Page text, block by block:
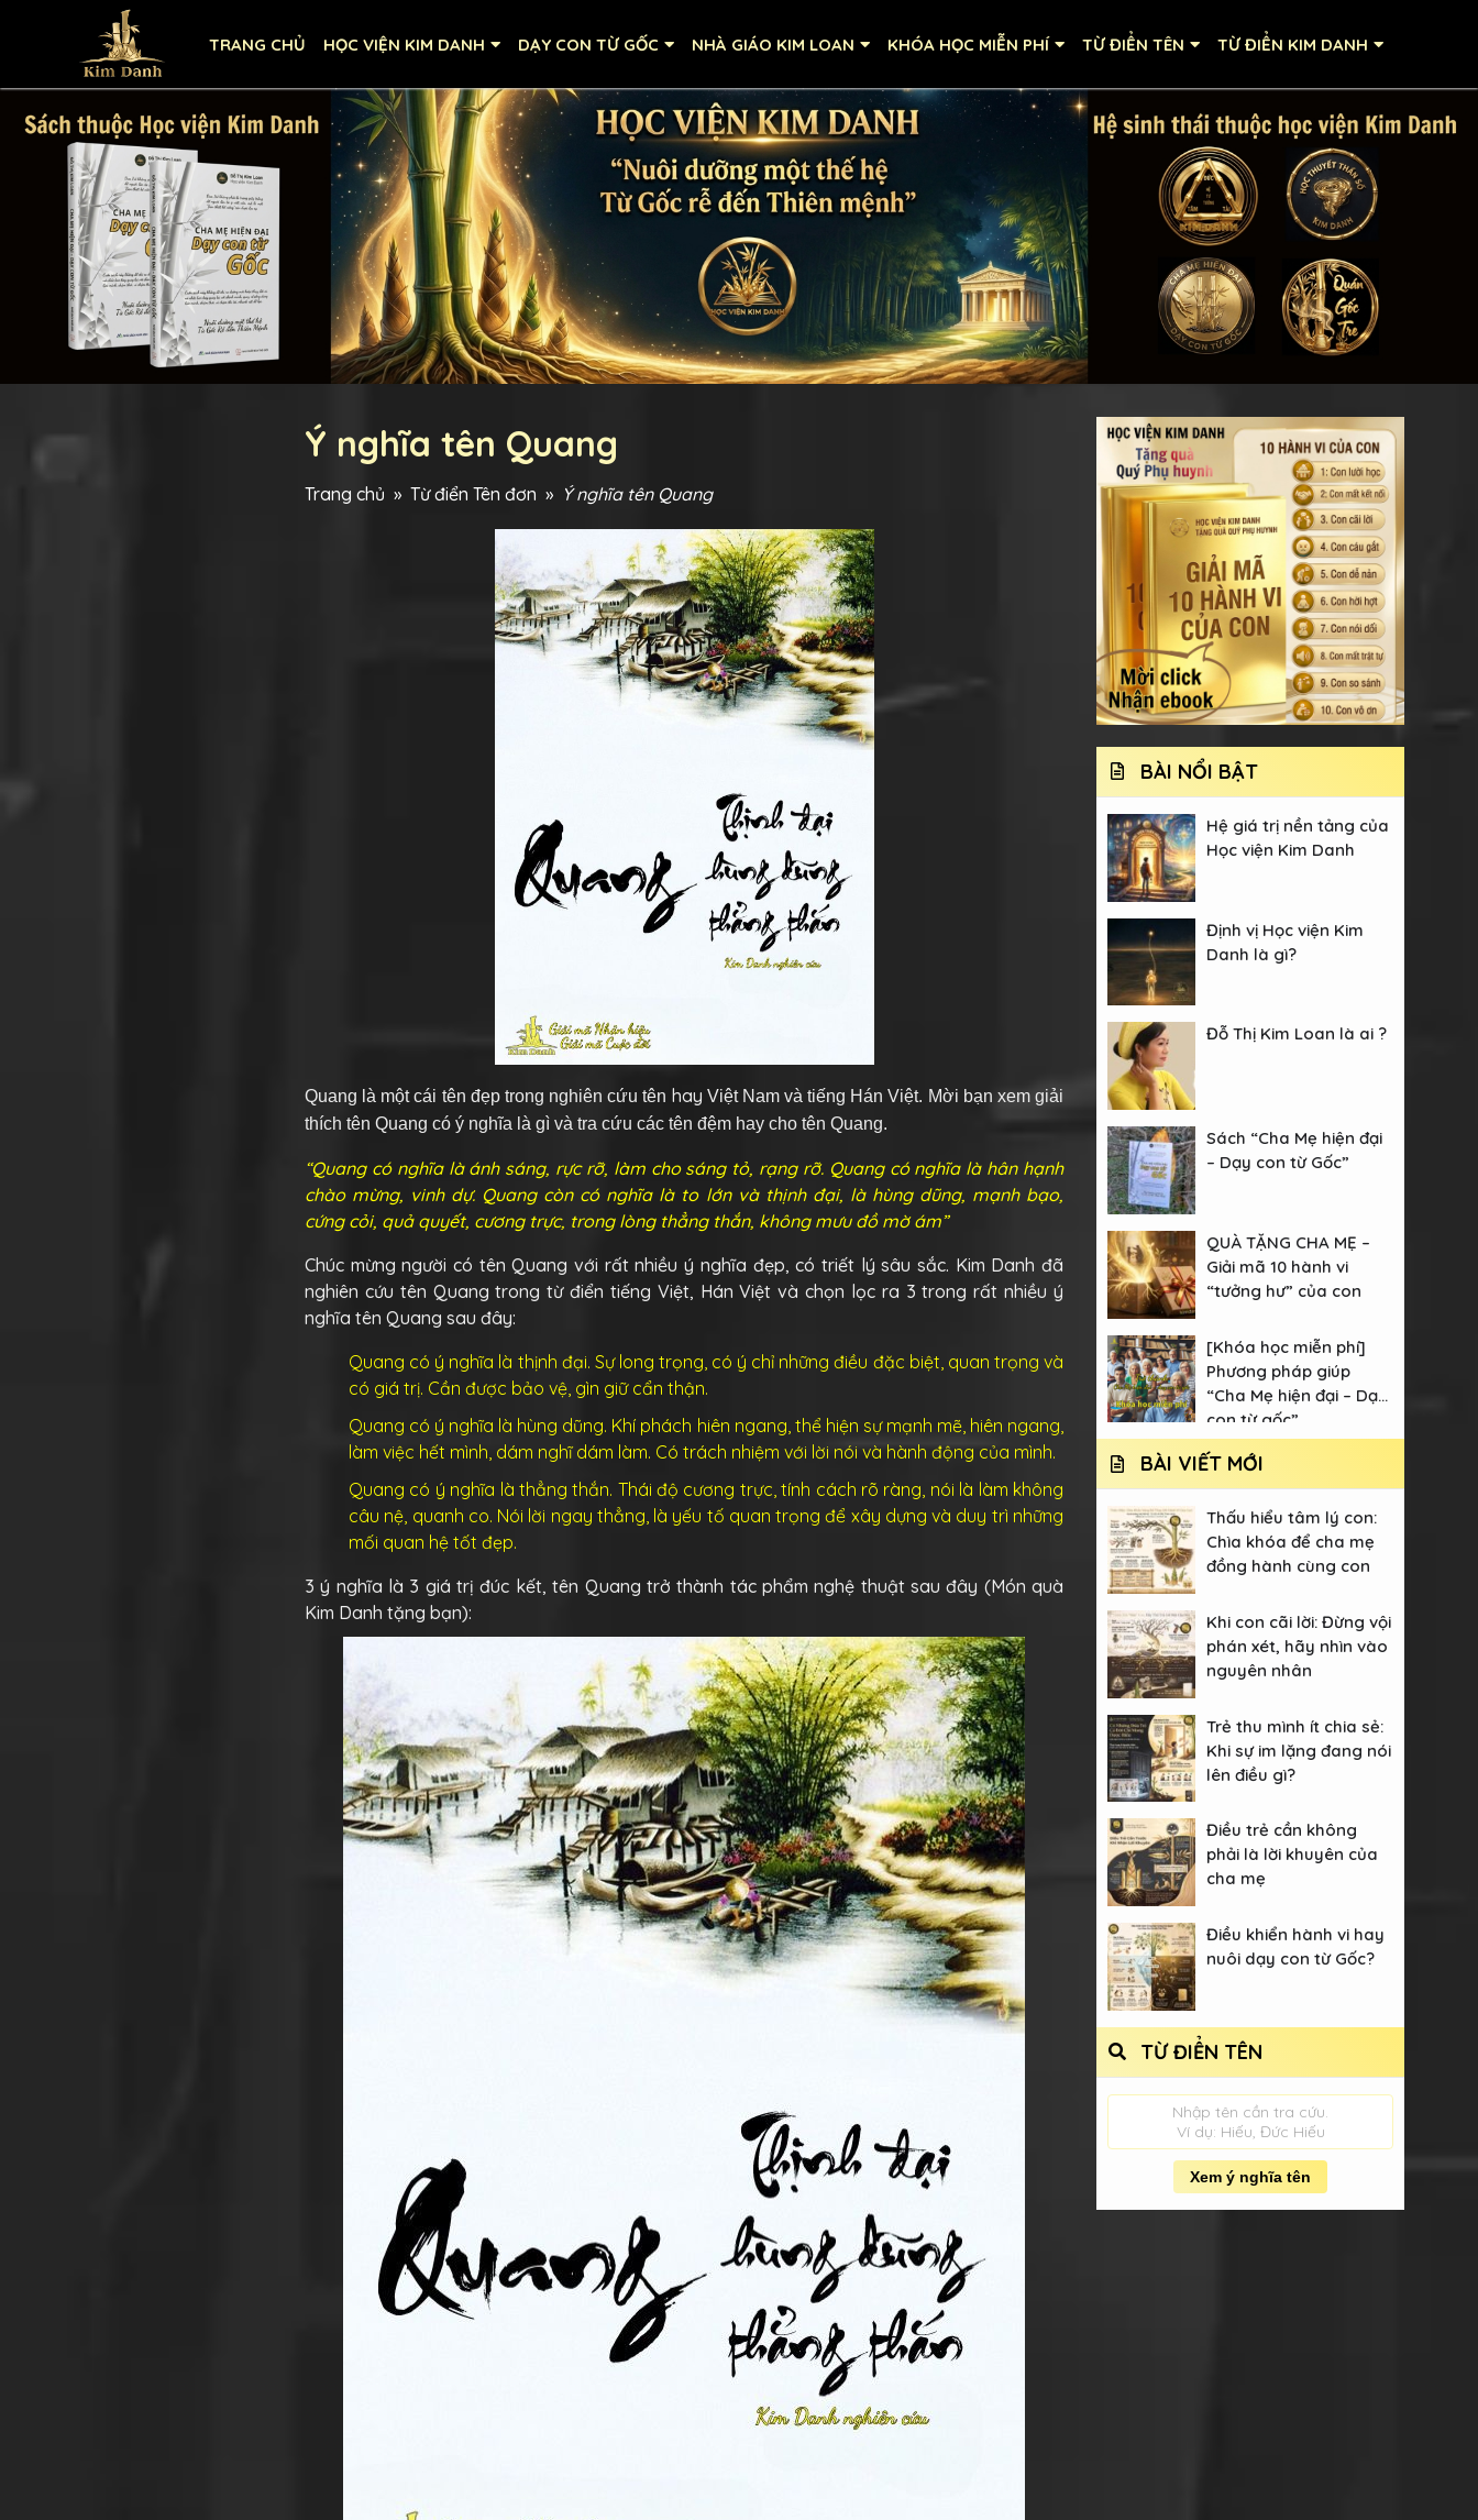
TRANG CHỦ HỌC VIỆN KIM DANH DẠY CON TỪ GỐC NHÀ GIÁO KIM LOAN KHÓA HỌC MIỄN PHÍ TỪ ĐIỂN TÊN TỪ ĐIỂN KIM DANH
Ý nghĩa tên Quang
Trang chủ » Từ điển Tên đơn » Ý nghĩa tên Quang
Quang là một cái tên đẹp trong nghiên cứu tên hay Việt Nam và tiếng Hán Việt. Mời bạn xem giải
thích tên Quang có ý nghĩa là gì và tra cứu các tên đệm hay cho tên Quang.
“Quang có nghĩa là ánh sáng, rực rỡ, làm cho sáng tỏ, rạng rỡ. Quang có nghĩa là hân hạnh
chào mừng, vinh dự. Quang còn có nghĩa là to lớn và thịnh đại, là hùng dũng, mạnh bạo,
cứng cỏi, quả quyết, cương trực, trong lòng thẳng thắn, không mưu đồ mờ ám”
Chúc mừng người có tên Quang với rất nhiều ý nghĩa đẹp, có triết lý sâu sắc. Kim Danh đã
nghiên cứu tên Quang trong từ điển tiếng Việt, Hán Việt và chọn lọc ra 3 trong rất nhiều ý
nghĩa tên Quang sau đây:
Quang có ý nghĩa là thịnh đại. Sự long trọng, có ý chỉ những điều đặc biệt, quan trọng và
có giá trị. Cần được bảo vệ, gìn giữ cẩn thận.
Quang có ý nghĩa là hùng dũng. Khí phách hiên ngang, thể hiện sự mạnh mẽ, hiên ngang,
làm việc hết mình, dám nghĩ dám làm. Có trách nhiệm với lời nói và hành động của mình.
Quang có ý nghĩa là thẳng thắn. Thái độ cương trực, tính cách rõ ràng, nói là làm không
câu nệ, quanh co. Nói lời ngay thẳng, là yếu tố quan trọng để xây dựng và duy trì những
mối quan hệ tốt đẹp.
3 ý nghĩa là 3 giá trị đúc kết, tên Quang trở thành tác phẩm nghệ thuật sau đây (Món quà
Kim Danh tặng bạn):
BÀI NỔI BẬT
Hệ giá trị nền tảng của
Học viện Kim Danh
Định vị Học viện Kim
Danh là gì?
Đỗ Thị Kim Loan là ai ?
Sách “Cha Mẹ hiện đại
– Dạy con từ Gốc”
QUÀ TẶNG CHA MẸ –
Giải mã 10 hành vi
“tưởng hư” của con
[Khóa học miễn phí]
Phương pháp giúp
“Cha Mẹ hiện đại – Dạy
con từ gốc”
BÀI VIẾT MỚI
Thấu hiểu tâm lý con:
Chìa khóa để cha mẹ
đồng hành cùng con
Khi con cãi lời: Đừng vội
phán xét, hãy nhìn vào
nguyên nhân
Trẻ thu mình ít chia sẻ:
Khi sự im lặng đang nói
lên điều gì?
Điều trẻ cần không
phải là lời khuyên của
cha mẹ
Điều khiển hành vi hay
nuôi dạy con từ Gốc?
TỪ ĐIỂN TÊN
Nhập tên cần tra cứu.
Ví dụ: Hiếu, Đức Hiếu
Xem ý nghĩa tên